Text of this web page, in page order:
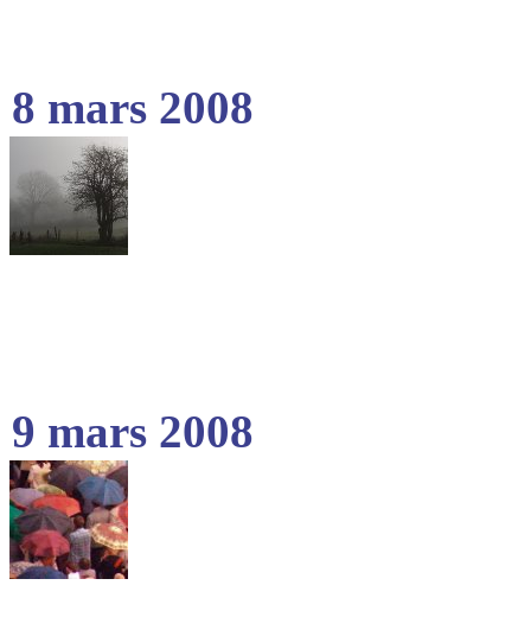
8 mars 2008
9 mars 2008